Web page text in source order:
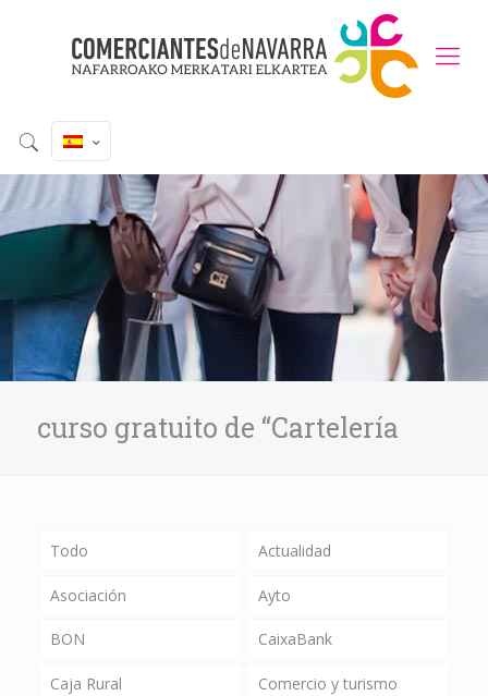
curso gratuito de “Cartelería
Todo Actualidad
Asociación Ayto
BON CaixaBank
Caja Rural Comercio y turismo